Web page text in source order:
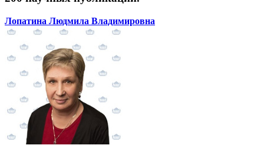
Лопатина Людмила Владимировна